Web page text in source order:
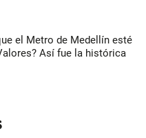
el Metro de Medellín esté
Así fue la histórica